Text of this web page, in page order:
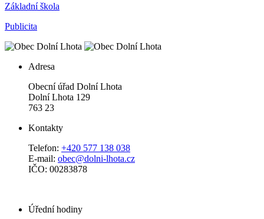
Základní škola
Publicita
Adresa
Obecní úřad Dolní Lhota
Dolní Lhota 129
763 23
Kontakty
Telefon: +420 577 138 038
E-mail: obec@dolni-lhota.cz
IČO: 00283878
Úřední hodiny